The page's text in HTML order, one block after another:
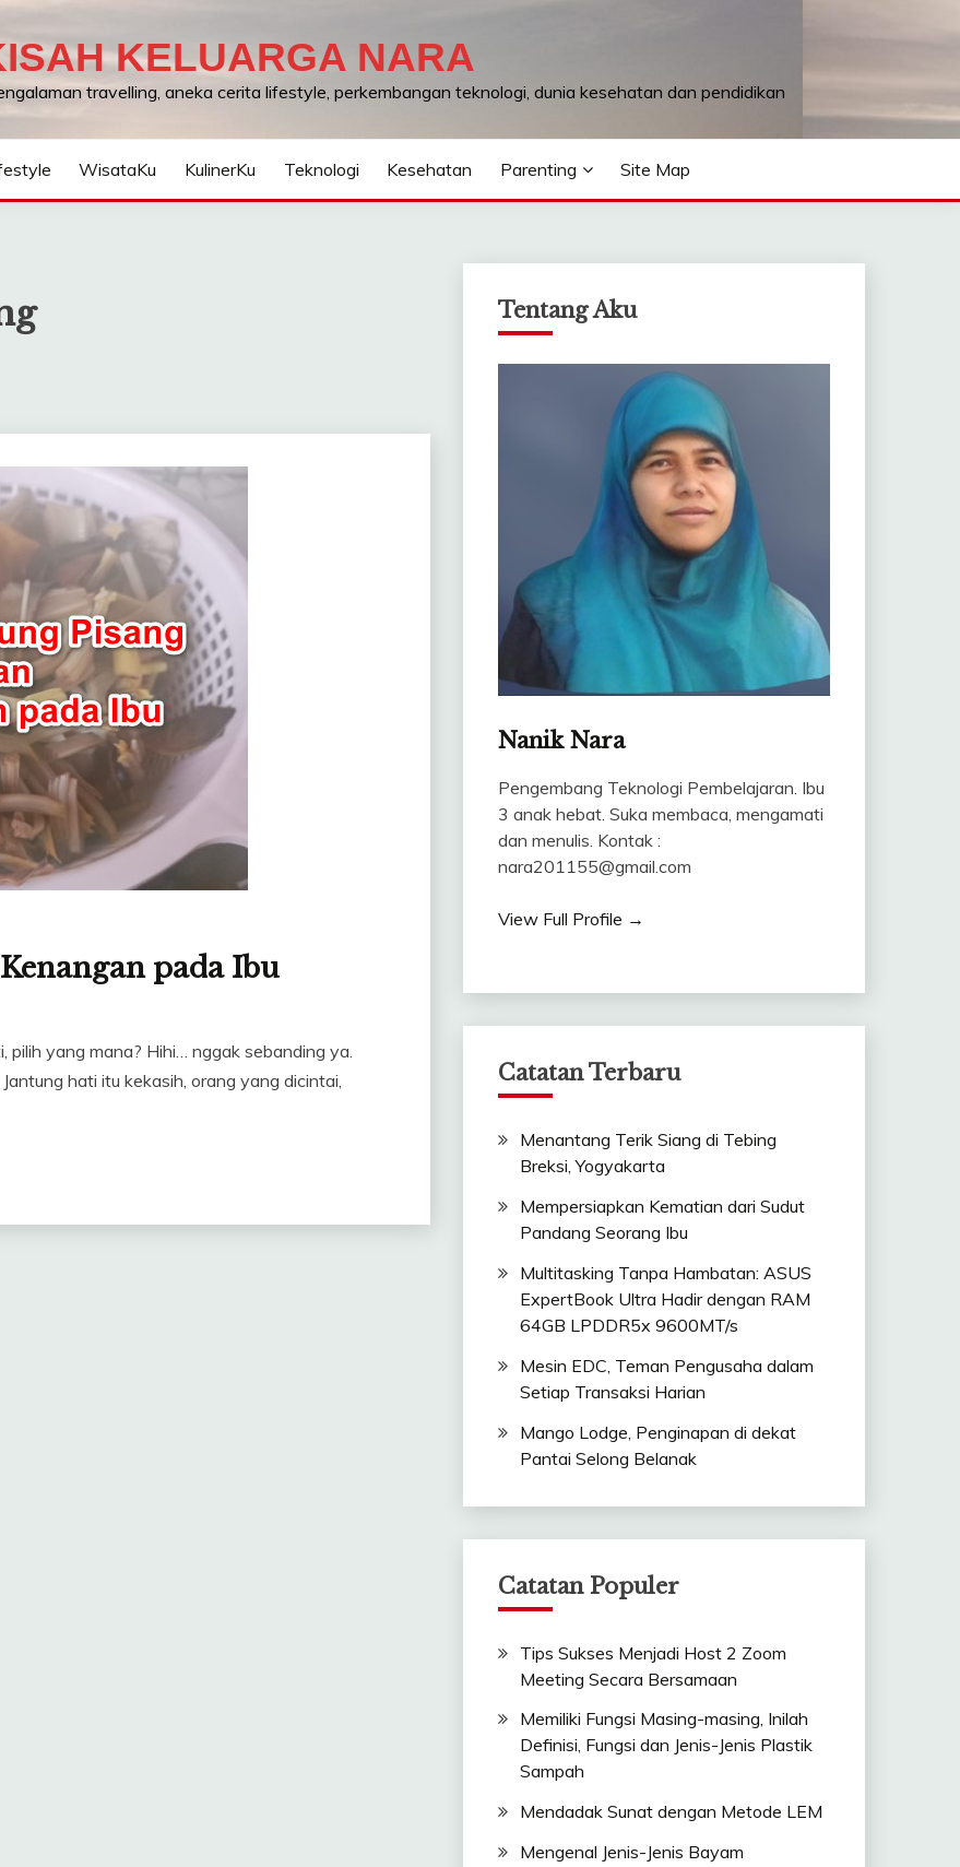
KELUARGA NARA
travelling, aneka cerita lifestyle, perkembangan teknologi, dunia kesehatan dan pendidikan
WisataKu KulinerKu Teknologi Kesehatan Parenting Site Map
pada Ibu
yang mana? Hihi… nggak sebanding ya.
hati itu kekasih, orang yang dicintai,
Tentang Aku
Nanik Nara
Pengembang Teknologi Pembelajaran. Ibu
3 anak hebat. Suka membaca, mengamati
dan menulis. Kontak :
nara201155@gmail.com
View Full Profile →
Catatan Terbaru
Menantang Terik Siang di Tebing
Breksi, Yogyakarta
Mempersiapkan Kematian dari Sudut
Pandang Seorang Ibu
Multitasking Tanpa Hambatan: ASUS
ExpertBook Ultra Hadir dengan RAM
64GB LPDDR5x 9600MT/s
Mesin EDC, Teman Pengusaha dalam
Setiap Transaksi Harian
Mango Lodge, Penginapan di dekat
Pantai Selong Belanak
Catatan Populer
Tips Sukses Menjadi Host 2 Zoom
Meeting Secara Bersamaan
Memiliki Fungsi Masing-masing, Inilah
Definisi, Fungsi dan Jenis-Jenis Plastik
Sampah
Mendadak Sunat dengan Metode LEM
Mengenal Jenis-Jenis Bayam